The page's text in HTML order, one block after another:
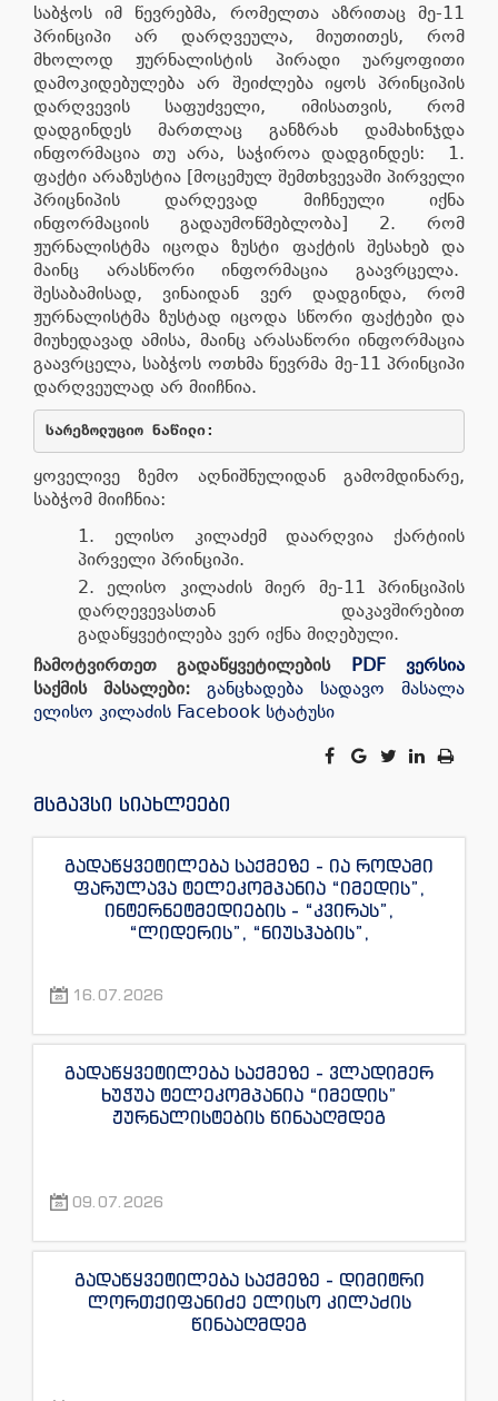
საბჭოს იმ წევრებმა, რომელთა აზრითაც მე-11
პრინციპი არ დარღვეულა, მიუთითეს, რომ
მხოლოდ ჟურნალისტის პირადი უარყოფითი
დამოკიდებულება არ შეიძლება იყოს პრინციპის
დარღვევის საფუძველი, იმისათვის, რომ
დადგინდეს მართლაც განზრახ დამახინჯდა
ინფორმაცია თუ არა, საჭიროა დადგინდეს: 1.
ფაქტი არაზუსტია [მოცემულ შემთხვევაში პირველი
პრიცნიპის დარღევად მიჩნეული იქნა
ინფორმაციის გადაუმოწმებლობა] 2. რომ
ჟურნალისტმა იცოდა ზუსტი ფაქტის შესახებ და
მაინც არასწორი ინფორმაცია გაავრცელა.
შესაბამისად, ვინაიდან ვერ დადგინდა, რომ
ჟურნალისტმა ზუსტად იცოდა სწორი ფაქტები და
მიუხედავად ამისა, მაინც არასაწორი ინფორმაცია
გაავრცელა, საბჭოს ოთხმა წევრმა მე-11 პრინციპი
დარღვეულად არ მიიჩნია.
სარეზოლუციო ნაწილი:
ყოველივე ზემო აღნიშნულიდან გამომდინარე,
საბჭომ მიიჩნია:
ელისო კილაძემ დაარღვია ქარტიის
პირველი პრინციპი.
ელისო კილაძის მიერ მე-11 პრინციპის
დარღევევასთან დაკავშირებით
გადაწყვეტილება ვერ იქნა მიღებული.
ჩამოტვირთეთ გადაწყვეტილების PDF ვერსია
საქმის მასალები:
განცხადება
სადავო მასალა
ელისო კილაძის Facebook სტატუსი
მსგავსი სიახლეები
გადაწყვეტილება საქმეზე - ია როდამი
ფარულავა ტელეკომპანია “იმედის”,
ინტერნეტმედიების - “კვირას”,
“ლიდერის”, “ნიუსჰაბის”,
“ექსკლუზივტივის” ჟურნალისტების
16.07.2026
გადაწყვეტილება საქმეზე - ვლადიმერ
ხუჭუა ტელეკომპანია “იმედის”
ჟურნალისტების წინააღმდეგ
09.07.2026
გადაწყვეტილება საქმეზე - დიმიტრი
ლორთქიფანიძე ელისო კილაძის
წინააღმდეგ